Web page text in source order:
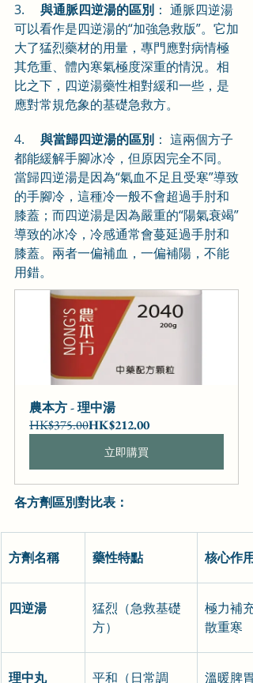
3. 與通脈四逆湯的區別 ： 通脈四逆湯
可以看作是四逆湯的“加強急救版”。它加
大了猛烈藥材的用量，專門應對病情極
其危重、體內寒氣極度深重的情況。相
比之下，四逆湯藥性相對緩和一些，是
應對常規危象的基礎急救方。
4. 與當歸四逆湯的區別 ： 這兩個方子
都能緩解手腳冰冷，但原因完全不同。
當歸四逆湯是因為“氣血不足且受寒”導致
的手腳冷，這種冷一般不會超過手肘和
膝蓋；而四逆湯是因為嚴重的“陽氣衰竭”
導致的冰冷，冷感通常會蔓延過手肘和
膝蓋。兩者一偏補血，一偏補陽，不能
用錯。
農本方 - 理中湯
HK$375.00HK$212.00
立即購買
各方劑區別對比表：
方劑名稱 藥性特點 核心作用
四逆湯
猛烈（急救基礎
方）
極力補
散重寒
理中丸
平和（日常調
溫暖脾